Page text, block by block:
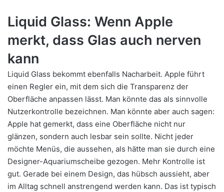
Liquid Glass: Wenn Apple
merkt, dass Glas auch nerven
kann
Liquid Glass bekommt ebenfalls Nacharbeit. Apple führt
einen Regler ein, mit dem sich die Transparenz der
Oberfläche anpassen lässt. Man könnte das als sinnvolle
Nutzerkontrolle bezeichnen. Man könnte aber auch sagen:
Apple hat gemerkt, dass eine Oberfläche nicht nur
glänzen, sondern auch lesbar sein sollte. Nicht jeder
möchte Menüs, die aussehen, als hätte man sie durch eine
Designer-Aquariumscheibe gezogen. Mehr Kontrolle ist
gut. Gerade bei einem Design, das hübsch aussieht, aber
im Alltag schnell anstrengend werden kann. Das ist typisch